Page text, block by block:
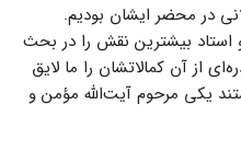
در محضر ایشان بودیم.
استاد بیشترین نقش را در بحث
از آن کمالاتشان را ما لایق
یکی مرحوم آیت‌الله مؤمن و